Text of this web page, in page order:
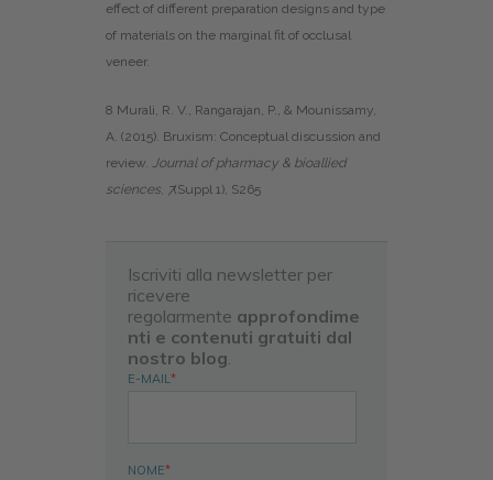
effect of different preparation designs and type
of materials on the marginal fit of occlusal
veneer.
8 Murali, R. V., Rangarajan, P., & Mounissamy,
A. (2015). Bruxism: Conceptual discussion and
review. Journal of pharmacy & bioallied
sciences, 7(Suppl 1), S265
Iscriviti alla newsletter per
ricevere
regolarmente approfondime
nti e contenuti gratuiti dal
nostro blog.
E-MAIL*
NOME*